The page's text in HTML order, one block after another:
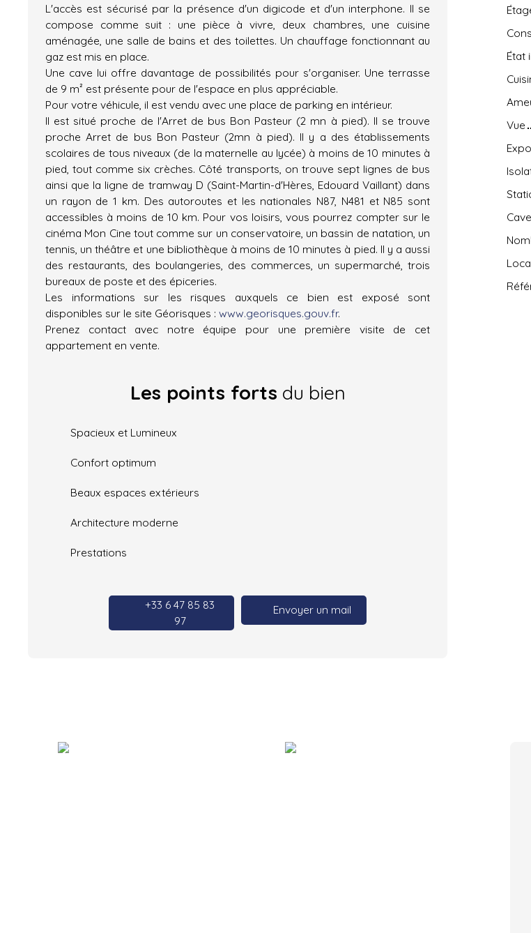
L'accès est sécurisé par la présence d'un digicode et d'un interphone. Il se
compose comme suit : une pièce à vivre, deux chambres, une cuisine
aménagée, une salle de bains et des toilettes. Un chauffage fonctionnant au
gaz est mis en place.
Une cave lui offre davantage de possibilités pour s'organiser. Une terrasse
de 9 m² est présente pour de l'espace en plus appréciable.
Pour votre véhicule, il est vendu avec une place de parking en intérieur.
Il est situé proche de l'Arret de bus Bon Pasteur (2 mn à pied). Il se trouve
proche Arret de bus Bon Pasteur (2mn à pied). Il y a des établissements
scolaires de tous niveaux (de la maternelle au lycée) à moins de 10 minutes à
pied, tout comme six crèches. Côté transports, on trouve sept lignes de bus
ainsi que la ligne de tramway D (Saint-Martin-d'Hères, Edouard Vaillant) dans
un rayon de 1 km. Des autoroutes et les nationales N87, N481 et N85 sont
accessibles à moins de 10 km. Pour vos loisirs, vous pourrez compter sur le
cinéma Mon Cine tout comme sur un conservatoire, un bassin de natation, un
tennis, un théâtre et une bibliothèque à moins de 10 minutes à pied. Il y a aussi
des restaurants, des boulangeries, des commerces, un supermarché, trois
bureaux de poste et des épiceries.
Les informations sur les risques auxquels ce bien est exposé sont
disponibles sur le site Géorisques : www.georisques.gouv.fr.
Prenez contact avec notre équipe pour une première visite de cet
appartement en vente.
Les points forts du bien
Spacieux et Lumineux
Confort optimum
Beaux espaces extérieurs
Architecture moderne
Prestations
+33 6 47 85 83
97
Envoyer un mail
État
Vue
Cave